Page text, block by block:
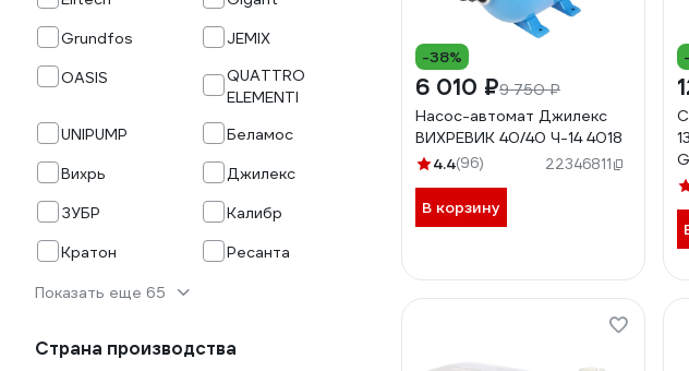
Grundfos
JEMIX
OASIS
QUATTRO
ELEMENTI
UNIPUMP
Беламос
Вихрь
Джилекс
ЗУБР
Калибр
Кратон
Ресанта
Показать еще 65
Страна производства
-38%
6 010 ₽9 750 ₽
Насос-автомат Джилекс
ВИХРЕВИК 40/40 Ч-14 4018
4.4(96) 22346811
В корзину